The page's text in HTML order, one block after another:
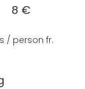
8 €
/ person fr.